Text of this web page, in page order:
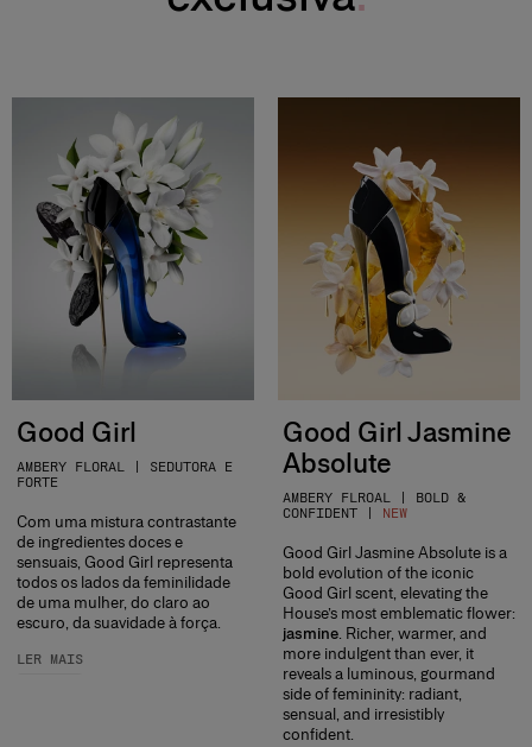
Good Girl
AMBERY FLORAL | SEDUTORA E
FORTE
Com uma mistura contrastante
de ingredientes doces e
sensuais, Good Girl representa
todos os lados da feminilidade
de uma mulher, do claro ao
escuro, da suavidade à força.
LER MAIS
Good Girl Jasmine
Absolute
AMBERY FLROAL | BOLD &
CONFIDENT | NEW
Good Girl Jasmine Absolute is a
bold evolution of the iconic
Good Girl scent, elevating the
House’s most emblematic flower:
jasmine. Richer, warmer, and
more indulgent than ever, it
reveals a luminous, gourmand
side of femininity: radiant,
sensual, and irresistibly
confident.